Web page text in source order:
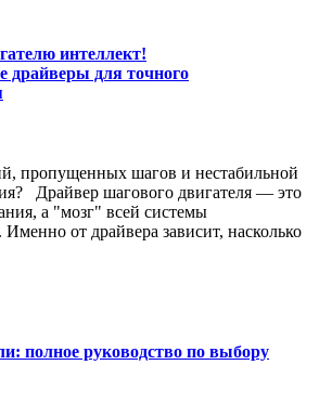
интеллект!
драйверы для точного
пропущенных шагов и нестабильной
Драйвер шагового двигателя — это
а "мозг" всей системы
от драйвера зависит, насколько
полное руководство по выбору